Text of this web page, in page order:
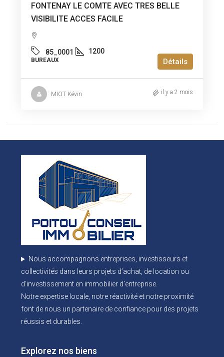
FONTENAY LE COMTE AVEC TRES BELLE
VISIBILITE ACCES FACILE
85_0001 1200
BUREAUX Détails
MIOT Kévin il y a 2 mois
Nous accompagnons entreprises, investisseurs et
collectivités dans leurs projets d’achat, de location ou
d’investissement en immobilier d’entreprise.
Notre expertise locale, notre réactivité et notre proximité
font de nous un partenaire de confiance pour des projets
réussis et durables.
Explorez nos biens